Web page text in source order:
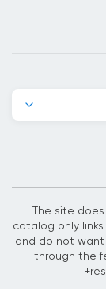
The site
catalog only
and do not
through the